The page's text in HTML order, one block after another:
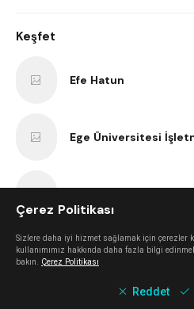
Keşfet
Efe Hatun
Ege Üniversitesi
Lindy Hop İzmir
Çerez Politikası
Sizlere daha iyi hizmet sağlamak için çerezler
kullanımımız hakkında daha fazla bilgi
bakın. Çerez Politikası
Reddet